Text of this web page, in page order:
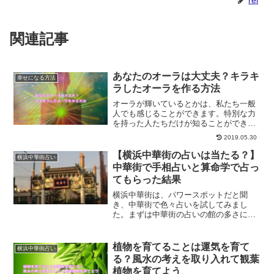
関連記事
幸せになる方法
あなたのオーラは大丈夫？キラキ
ラしたオーラを作る方法
オーラが輝いているとかは、私たち一般
人でも感じることができます。特別な力
を持った人たちだけが知ることができる
訳ではありません。今回は、キラキラし
たオーラを作る方法についてご紹介しま
す。
2019.05.30
横浜中華街占い
【横浜中華街の占いは当たる？】
中華街で手相占いと算命学で占っ
てもらった結果
横浜中華街は、パワースポットだと聞
き、中華街で色々占いを試してみまし
た。まずは中華街の占いの館の多さに驚
横浜中華街占い
植物を育てることは運気を育て
る？風水の考えを取り入れて観葉
植物を育てよう